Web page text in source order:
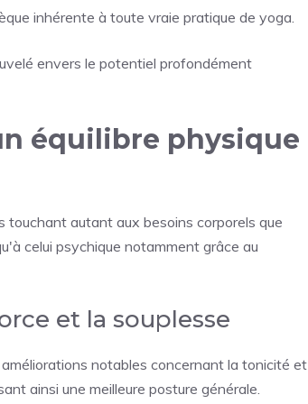
inhérente à toute vraie pratique de yoga.
envers le potentiel profondément
équilibre physique
autant aux besoins corporels que
celui psychique notamment grâce au
et la souplesse
notables concernant la tonicité et
ainsi une meilleure posture générale.